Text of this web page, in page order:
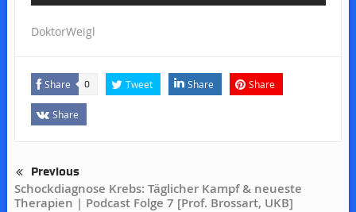
DoktorWeigl
Share 0 Tweet Share Share
Share
Previous
Schockdiagnose Krebs: Täglicher Kampf & neueste
Therapien | Podcast Folge 7 [Prof. Brossart, UKB]